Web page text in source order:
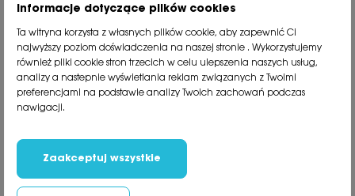
81 533 23 05
phone81 533 30 50
phone 81 533 82 20
Polecane kategorie
Informacje
Social Media
Informacje dotyczące plików cookies
Ta witryna korzysta z własnych plików cookie, aby zapewnić Ci
najwyższy poziom doświadczenia na naszej stronie . Wykorzystujemy
również pliki cookie stron trzecich w celu ulepszenia naszych usług,
analizy a nastepnie wyświetlania reklam związanych z Twoimi
preferencjami na podstawie analizy Twoich zachowań podczas
nawigacji.
Zaakceptuj wszystkie